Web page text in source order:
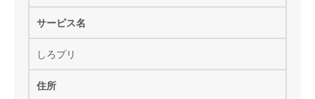
サービス名
しろプリ
住所